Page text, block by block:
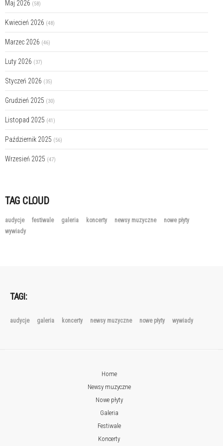
Maj 2026 (58)
Kwiecień 2026 (48)
Marzec 2026 (46)
Luty 2026 (37)
Styczeń 2026 (35)
Grudzień 2025 (30)
Listopad 2025 (41)
Październik 2025 (56)
Wrzesień 2025 (47)
TAG CLOUD
audycje festiwale galeria koncerty newsy muzyczne
nowe płyty
wywiady
TAGI:
audycje galeria koncerty newsy muzyczne nowe płyty wywiady
Home
Newsy muzyczne
Nowe płyty
Galeria
Festiwale
Koncerty